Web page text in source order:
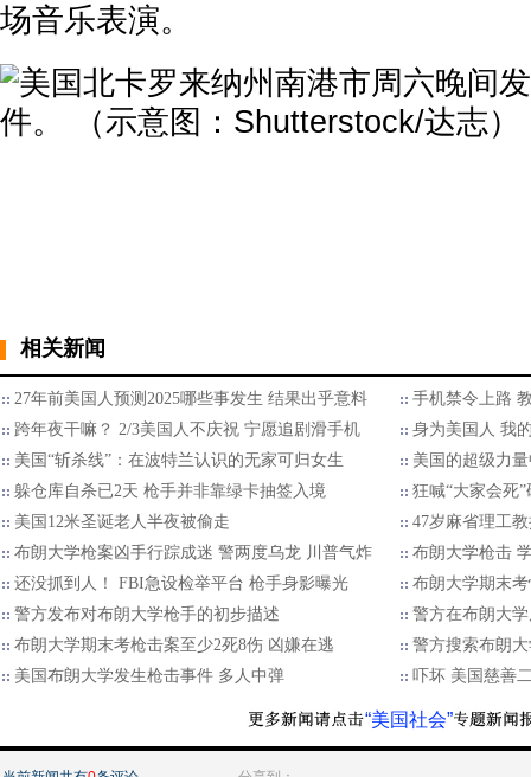
场音乐表演。
相关新闻
27年前美国人预测2025哪些事发生 结果出乎意料
手机禁令上路
跨年夜干嘛？ 2/3美国人不庆祝 宁愿追剧滑手机
身为美国人 我
美国“斩杀线”：在波特兰认识的无家可归女生
美国的超级力
躲仓库自杀已2天 枪手并非靠绿卡抽签入境
狂喊“大家会死
美国12米圣诞老人半夜被偷走
47岁麻省理工
布朗大学枪案凶手行踪成迷 警两度乌龙 川普气炸
布朗大学枪击
还没抓到人！ FBI急设检举平台 枪手身影曝光
布朗大学期末
警方发布对布朗大学枪手的初步描述
警方在布朗大
布朗大学期末考枪击案至少2死8伤 凶嫌在逃
警方搜索布朗
美国布朗大学发生枪击事件 多人中弹
吓坏 美国慈善
“美国社会”